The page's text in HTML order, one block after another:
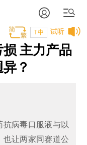
试听
T中
主力产品
？
病毒口服液与以
让两家同赛道公